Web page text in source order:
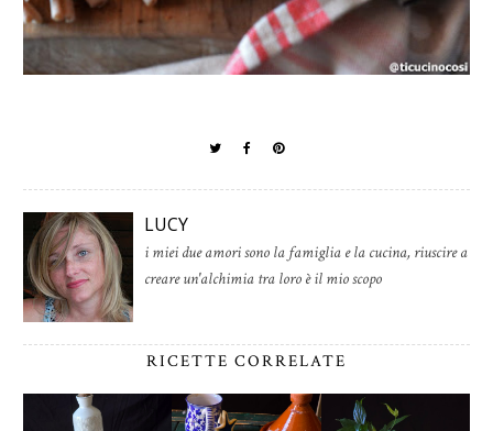
LUCY
i miei due amori sono la famiglia e la cucina, riuscire a
creare un'alchimia tra loro è il mio scopo
RICETTE CORRELATE